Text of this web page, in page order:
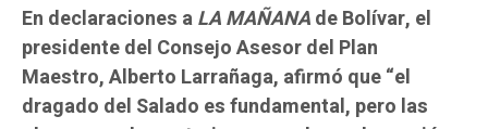
En declaraciones aLA MAÑANAde Bolívar, el
presidente del Consejo Asesor del Plan
Maestro, Alberto Larrañaga, afirmó que “el
dragado del Salado es fundamental, pero las